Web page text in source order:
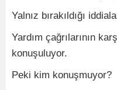
Yalnız bırakıldığı
Yardım çağrılarının
konuşuluyor.
Peki kim konuşmuyor?